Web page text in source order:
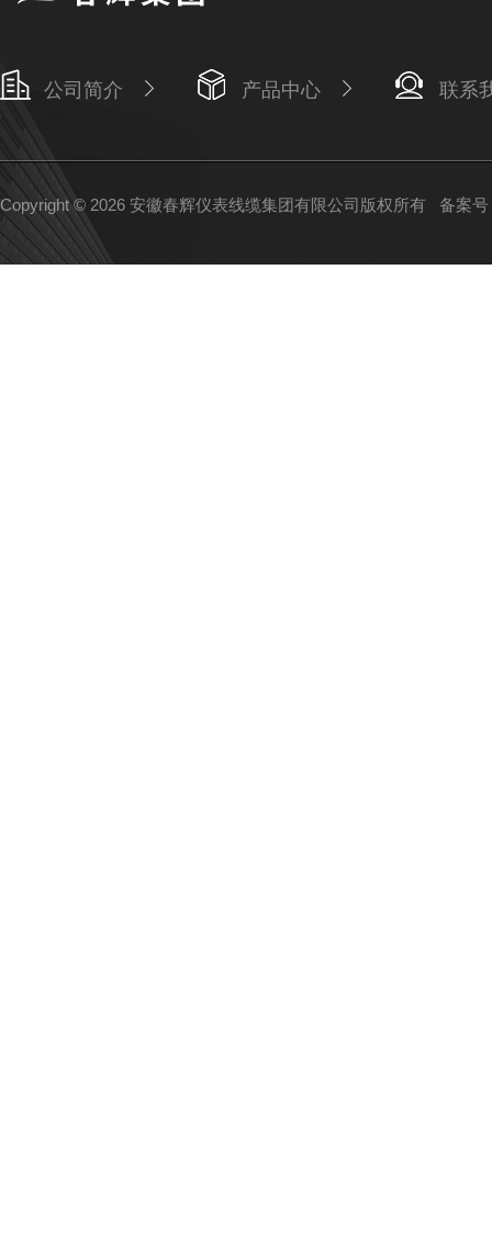
公司简介 产品中心 联系
Copyright © 2026 安徽春辉仪表线缆集团有限公司版权所有 备案号